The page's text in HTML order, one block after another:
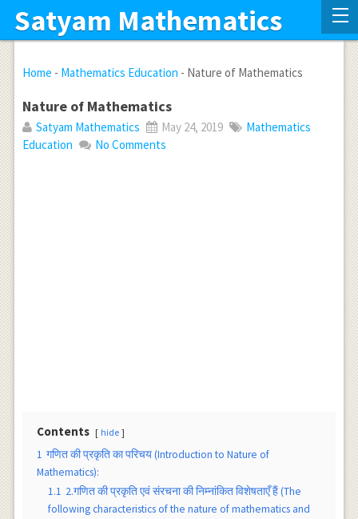
Satyam Mathematics
Home - Mathematics Education - Nature of Mathematics
Nature of Mathematics
Satyam Mathematics May 24, 2019
Mathematics
Education
No Comments
Contents hide
1 गणित की प्रकृति का परिचय (Introduction to Nature of
Mathematics):
1.1 2.गणित की प्रकृति एवं संरचना की निम्नांकित विशेषताएँ हैं (The
following characteristics of the nature of mathematics and